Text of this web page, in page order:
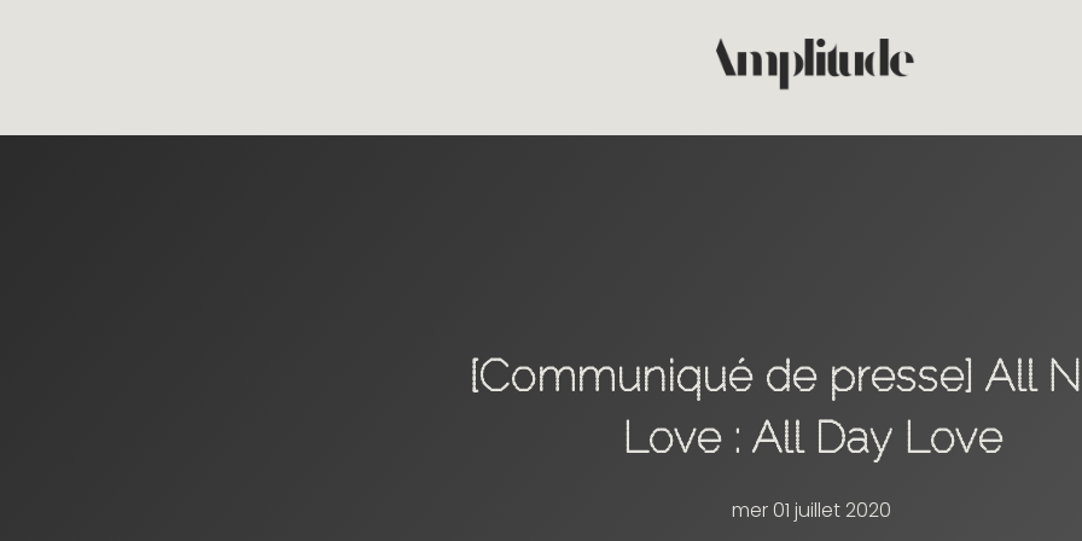
NOS SERVICES
REALISATIONS
[Communiqué de presse] All
Love : All Day Love
mer 01 juillet 2020